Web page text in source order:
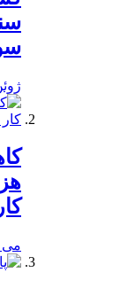
ژوئن 22,
می 14, 2020